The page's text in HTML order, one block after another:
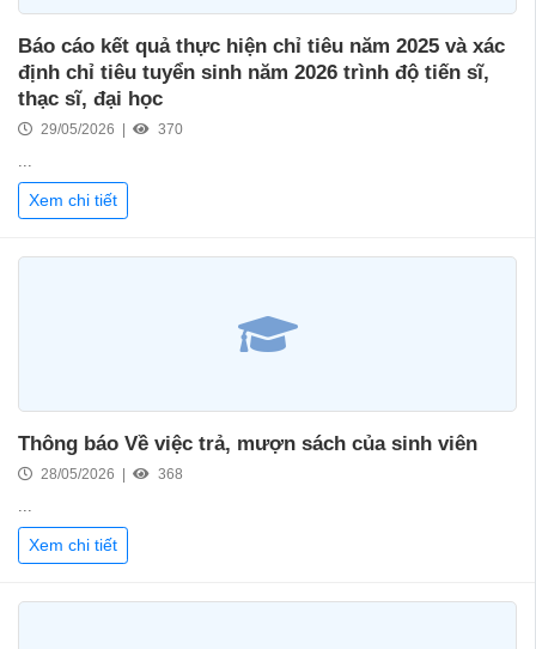
Báo cáo kết quả thực hiện chỉ tiêu năm 2025 và xác
định chỉ tiêu tuyển sinh năm 2026 trình độ tiến sĩ,
thạc sĩ, đại học
29/05/2026 | 370
...
Xem chi tiết
Thông báo Về việc trả, mượn sách của sinh viên
28/05/2026 | 368
...
Xem chi tiết